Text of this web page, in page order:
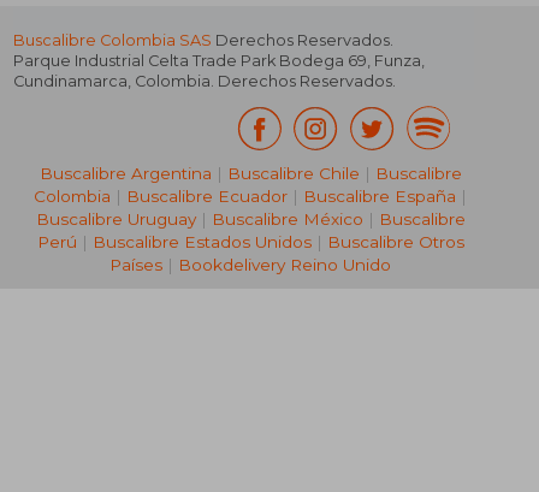
Buscalibre Colombia SAS Derechos Reservados.
Parque Industrial Celta Trade Park Bodega 69, Funza,
Cundinamarca, Colombia. Derechos Reservados.
Buscalibre Argentina | Buscalibre Chile | Buscalibre
Colombia | Buscalibre Ecuador | Buscalibre España |
Buscalibre Uruguay| Buscalibre México | Buscalibre
Perú | Buscalibre Estados Unidos| Buscalibre Otros
Países | Bookdelivery Reino Unido